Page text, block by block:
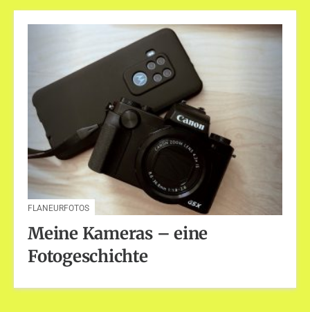
FLANEURFOTOS
Meine Kameras – eine
Fotogeschichte